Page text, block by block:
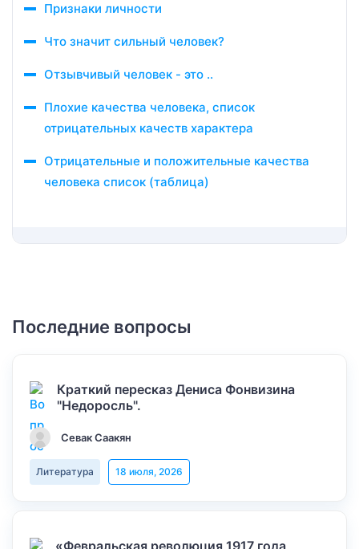
Признаки личности
Что значит сильный человек?
Отзывчивый человек - это ..
Плохие качества человека, список
отрицательных качеств характера
Отрицательные и положительные качества
человека список (таблица)
Последние вопросы
Краткий пересказ Дениса Фонвизина
"Недоросль".
Севак Саакян
Литература 18 июля, 2026
«Февральская революция 1917 года